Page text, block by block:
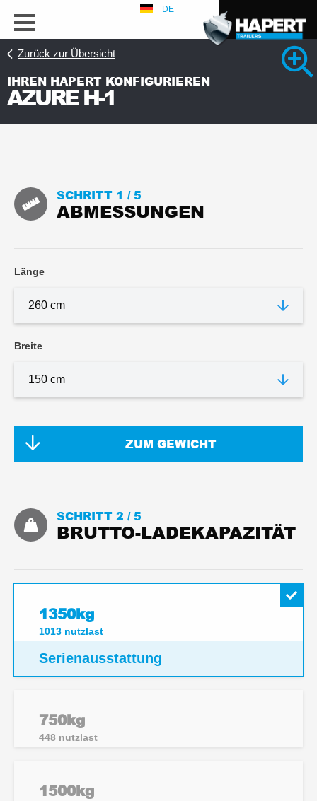
DE
AZURE H-1
IHREN HAPERT KONFIGURIEREN
Zurück zur Übersicht
ABMESSUNGEN
SCHRITT 1 / 5
Länge
Breite
ZUM GEWICHT
BRUTTO-LADEKAPAZITÄT
SCHRITT 2 / 5
1350kg
1013 nutzlast
Serienausstattung
750kg
448 nutzlast
1500kg